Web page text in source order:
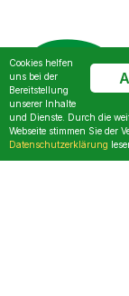
Cookies helfen
uns bei der
Bereitstellung
unserer Inhalte
und Dienste. Durch die
Webseite stimmen Sie der
Datenschutzerklärung